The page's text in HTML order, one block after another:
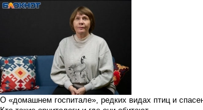
О «домашнем госпитале», редких видах птиц и